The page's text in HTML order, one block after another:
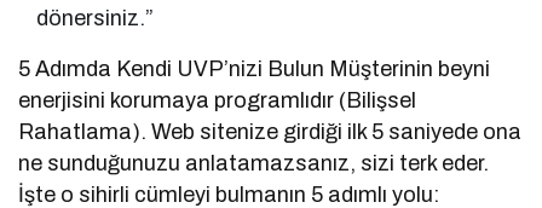
dönersiniz.”
5 Adımda Kendi UVP’nizi Bulun Müşterinin beyni
enerjisini korumaya programlıdır (Bilişsel
Rahatlama). Web sitenize girdiği ilk 5 saniyede ona
ne sunduğunuzu anlatamazsanız, sizi terk eder.
İşte o sihirli cümleyi bulmanın 5 adımlı yolu: